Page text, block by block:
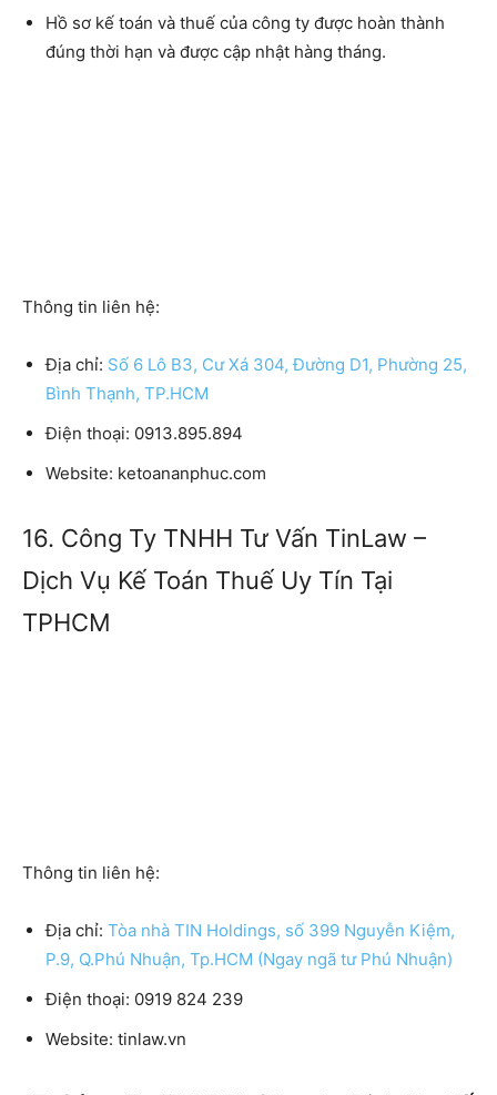
Hồ sơ kế toán và thuế của công ty được hoàn thành
đúng thời hạn và được cập nhật hàng tháng.
Thông tin liên hệ:
Địa chỉ: Số 6 Lô B3, Cư Xá 304, Đường D1, Phường 25,
Bình Thạnh, TP.HCM
Điện thoại: 0913.895.894
Website: ketoananphuc.com
16. Công Ty TNHH Tư Vấn TinLaw –
Dịch Vụ Kế Toán Thuế Uy Tín Tại
TPHCM
Thông tin liên hệ:
Địa chỉ: Tòa nhà TIN Holdings, số 399 Nguyễn Kiệm,
P.9, Q.Phú Nhuận, Tp.HCM (Ngay ngã tư Phú Nhuận)
Điện thoại: 0919 824 239
Website: tinlaw.vn